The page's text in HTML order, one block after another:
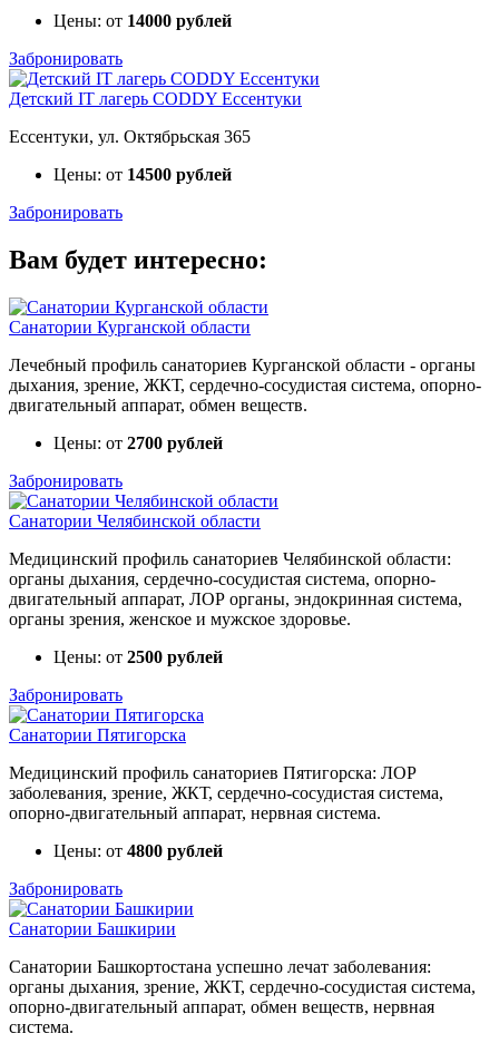
Цены: от 14000 рублей
Забронировать
Детский IT лагерь CODDY Ессентуки
Ессентуки, ул. Октябрьская 365
Цены: от 14500 рублей
Забронировать
Вам будет интересно:
Санатории Курганской области
Лечебный профиль санаториев Курганской области - органы
дыхания, зрение, ЖКТ, сердечно-сосудистая система, опорно-
двигательный аппарат, обмен веществ.
Цены: от 2700 рублей
Забронировать
Санатории Челябинской области
Медицинский профиль санаториев Челябинской области:
органы дыхания, сердечно-сосудистая система, опорно-
двигательный аппарат, ЛОР органы, эндокринная система,
органы зрения, женское и мужское здоровье.
Цены: от 2500 рублей
Забронировать
Санатории Пятигорска
Медицинский профиль санаториев Пятигорска: ЛОР
заболевания, зрение, ЖКТ, сердечно-сосудистая система,
опорно-двигательный аппарат, нервная система.
Цены: от 4800 рублей
Забронировать
Санатории Башкирии
Санатории Башкортостана успешно лечат заболевания:
органы дыхания, зрение, ЖКТ, сердечно-сосудистая система,
опорно-двигательный аппарат, обмен веществ, нервная
система.